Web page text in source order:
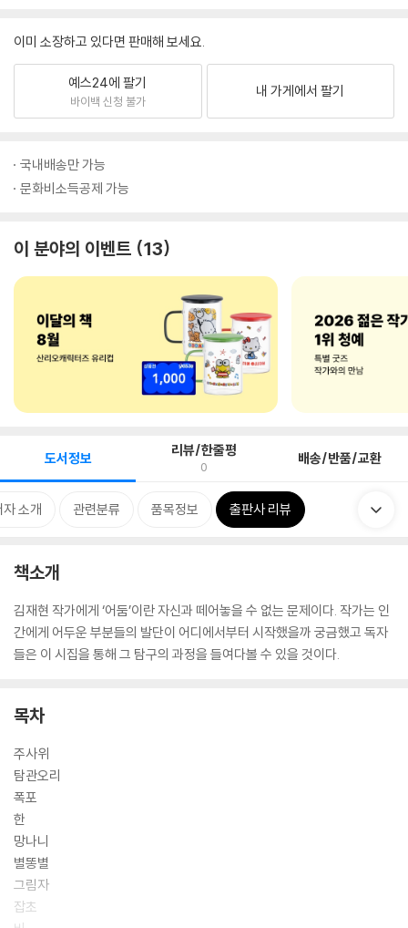
이미 소장하고 있다면 판매해 보세요.
예스24에 팔기
바이백 신청 불가
내 가게에서 팔기
국내배송만 가능
문화비소득공제 가능
이 분야의 이벤트 13
도서정보 리뷰/한줄평
0 배송/반품/교환
자 소개 관련분류 품목정보 출판사 리뷰
책소개
김재현 작가에게 ‘어둠’이란 자신과 떼어놓을 수 없는 문제이다. 작가는 인
간에게 어두운 부분들의 발단이 어디에서부터 시작했을까 궁금했고 독자
들은 이 시집을 통해 그 탐구의 과정을 들여다볼 수 있을 것이다.
목차
주사위
탐관오리
폭포
한
망나니
별똥별
그림자
잡초